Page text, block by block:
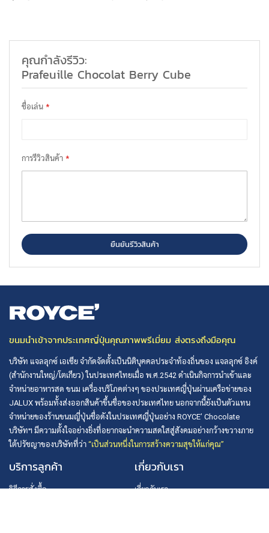
คุณกำลังรีวิว:
Prafeuille Chocolat Berry Cube
ชื่อเล่น
การรีวิวสินค้า
ยืนยันรีวิวสินค้า
ขนมนำเข้าจากประเทศญี่ปุ่นคุณภาพพรีเมี่ยม ส่งตรงถึงมือคุณ
บริษัท แจลลุกซ์ เอเชีย จำกัดจัดตั้งเป็นนิติบุคคลประจำท้องถิ่นของ แจลลุกซ์ อิงค์
(สำนักงานใหญ่/โตเกียว) ในประเทศไทยเมื่อ พ.ศ.2542 ดำเนินกิจการนำเข้าและ
จำหน่ายอาหารสด ขนม เครื่องบริโภคต่างๆ ของประเทศญี่ปุ่นผ่านเครือข่ายของ
JALUX พร้อมทั้งส่งออกสินค้าขึ้นชื่อของประเทศไทย นอกจากนี้ยังเป็นตัวแทน
จำหน่ายของร้านขนมญี่ปุ่นชื่อดังในประเทศญี่ปุ่นอย่าง ROYCE’ Chocolate
บริษัทฯ มีความตั้งใจอย่างยิ่งที่อยากจะนำความสดใสสู่สังคมอย่างกว้างขวางภาย
ใต้ปรัชญาของบริษัทที่ว่า “เป็นส่วนหนึ่งในการสร้างความสุขให้แก่คุณ”
บริการลูกค้า
วิธีการสั่งซื้อ
เกี่ยวกับเรา
เกี่ยวกับเรา